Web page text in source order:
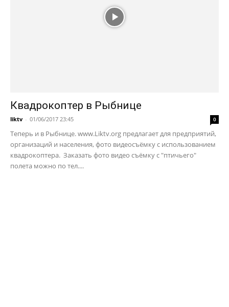
Квадрокоптер в Рыбнице
liktv - 01/06/2017 23:45 0
Теперь и в Рыбнице. www.Liktv.org предлагает для предприятий,
организаций и населения, фото видеосъёмку с использованием
квадрокоптера. Заказать фото видео съёмку с "птичьего"
полета можно по тел....